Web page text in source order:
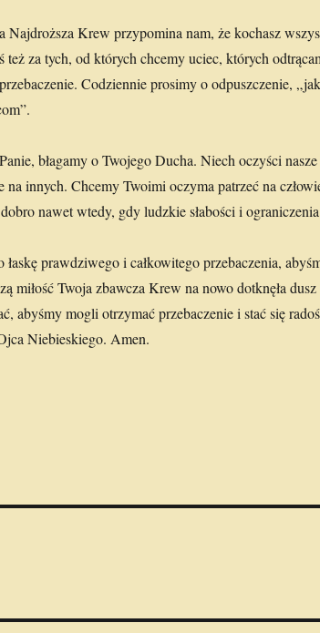
Najdroższa Krew przypomina nam, że kochasz
też za tych, od których chcemy uciec, których
Codziennie prosimy o odpuszczenie,
błagamy o Twojego Ducha. Niech oczyści nasze
na innych. Chcemy Twoimi oczyma patrzeć na
nawet wtedy, gdy ludzkie słabości i
łaskę prawdziwego i całkowitego przebaczenia,
miłość Twoja zbawcza Krew na nowo dotknęła
abyśmy mogli otrzymać przebaczenie i stać się
Niebieskiego. Amen.